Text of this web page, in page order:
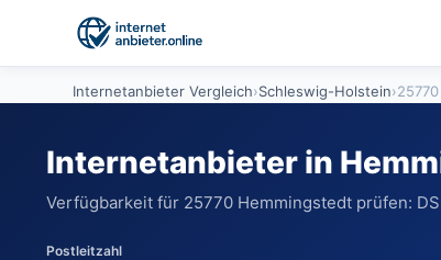
Internetanbieter Vergleich›Schleswig-Holstein›
Internetanbieter in
Verfügbarkeit für 25770 Hemmingstedt prüfen:
Postleitzahl